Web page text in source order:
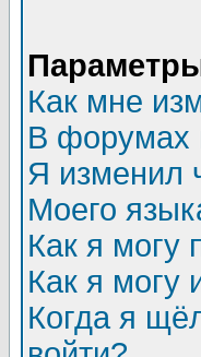
Как мне
В форумах
Я изменил
Моего
Как я могу
Как я могу
Когда я